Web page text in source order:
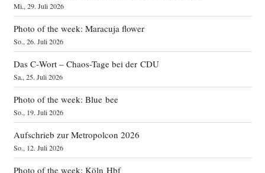
Mi., 29. Juli 2026
Photo of the week: Maracuja flower
So., 26. Juli 2026
Das C‑Wort – Chaos-Tage bei der CDU
Sa., 25. Juli 2026
Photo of the week: Blue bee
So., 19. Juli 2026
Aufschrieb zur Metropolcon 2026
So., 12. Juli 2026
Photo of the week: Köln Hbf